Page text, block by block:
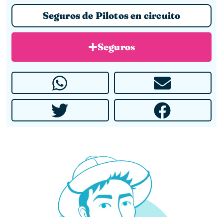
Seguros de Pilotos en circuito
Seguros